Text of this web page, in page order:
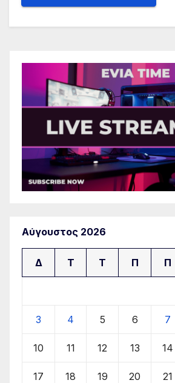
Αύγουστος 2026
Δ Τ Τ Π Π
3 4 5 6 7
10 11 12 13 14
17 18 19 20 21